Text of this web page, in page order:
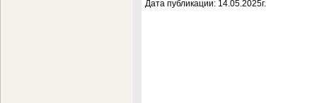
Дата публикации: 14.05.2025г.